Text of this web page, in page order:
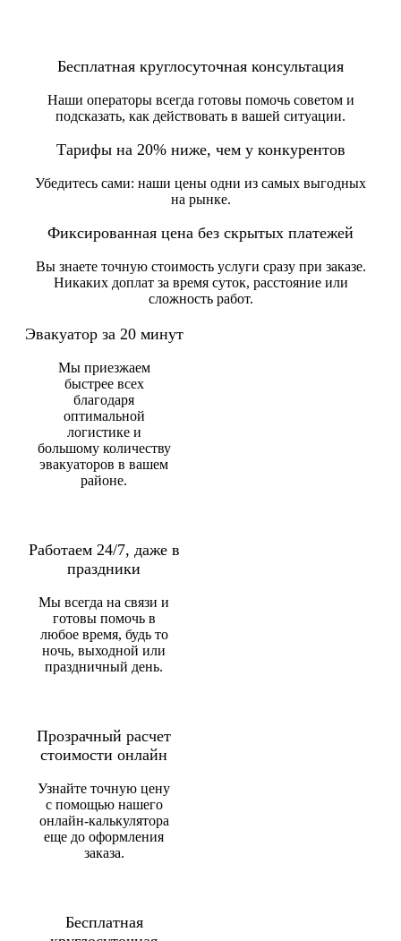
Бесплатная круглосуточная консультация
Наши операторы всегда готовы помочь советом и
подсказать, как действовать в вашей ситуации.
Тарифы на 20% ниже, чем у конкурентов
Убедитесь сами: наши цены одни из самых выгодных
на рынке.
Фиксированная цена без скрытых платежей
Вы знаете точную стоимость услуги сразу при заказе.
Никаких доплат за время суток, расстояние или
сложность работ.
Эвакуатор за 20 минут
Мы приезжаем
быстрее всех
благодаря
оптимальной
логистике и
большому количеству
эвакуаторов в вашем
районе.
Работаем 24/7, даже в
праздники
Мы всегда на связи и
готовы помочь в
любое время, будь то
ночь, выходной или
праздничный день.
Прозрачный расчет
стоимости онлайн
Узнайте точную цену
с помощью нашего
онлайн-калькулятора
еще до оформления
заказа.
Бесплатная